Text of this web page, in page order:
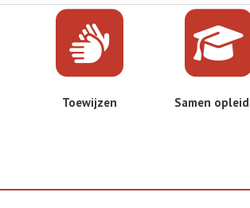
Toewijzen Samen